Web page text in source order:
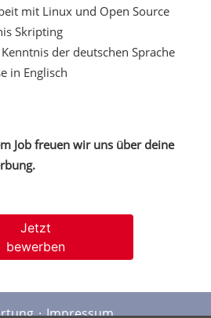
mit Linux und Open Source
Skripting
der deutschen Sprache
in Englisch
Job freuen wir uns über deine
Jetzt
bewerben
Impressum